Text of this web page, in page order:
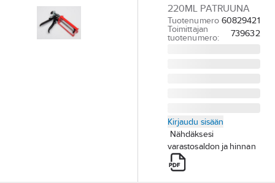
220ML PATRUUNA
Tuotenumero 60829421
Toimittajan
tuotenumero:
739632
Kirjaudu sisään
Nähdäksesi
varastosaldon ja hinnan